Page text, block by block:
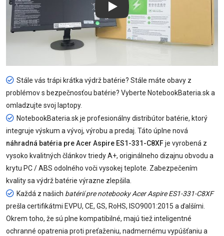
Stále vás trápi krátka výdrž batérie? Stále máte obavy z
problémov s bezpečnosťou batérie? Vyberte NotebookBateria.sk a
omladzujte svoj laptopy.
NotebookBateria.sk je profesionálny distribútor batérie, ktorý
integruje výskum a vývoj, výrobu a predaj. Táto úplne nová
náhradná batéria pre Acer Aspire ES1-331-C8XFje vyrobená z
vysoko kvalitných článkov triedy A+, originálneho dizajnu obvodu a
krytu PC / ABS odolného voči vysokej teplote. Zabezpečením
kvality sa výdrž batérie výrazne zlepšila.
Každá z našich batérií pre notebooky Acer Aspire ES1-331-C8XF
prešla certifikátmi EVPU, CE, GS, RoHS, ISO9001:2015 a ďalšími.
Okrem toho, že sú plne kompatibilné, majú tiež inteligentné
ochranné opatrenia proti preťaženiu, nadmernému vypúšťaniu a